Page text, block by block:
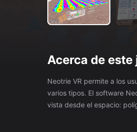
Acerca de este
Neotrie VR permite a los
varios tipos. El software Neotrie ha implementado herramientas que permiten abordar los siguientes temas: Geometría 2D,
vista desde el espacio: